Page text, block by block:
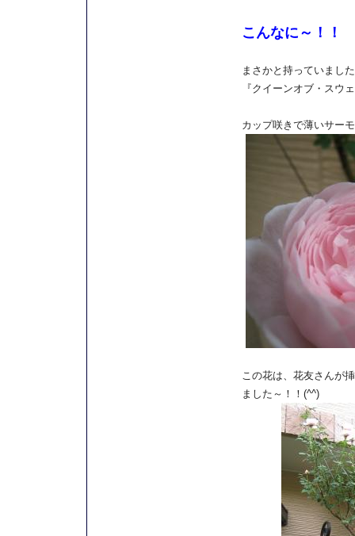
こんなに～！！
まさかと持っていまし
『クイーンオブ・スウ
カップ咲きで薄いサー
この花は、花友さんが
ました～！！(^^)